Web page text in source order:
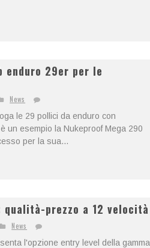
enduro 29er per le
News
le 29 pollici da enduro con
un esempio la Nukeproof Mega 290
per la sua...
qualità-prezzo a 12 velocità
News
l'opzione entry level della gamma